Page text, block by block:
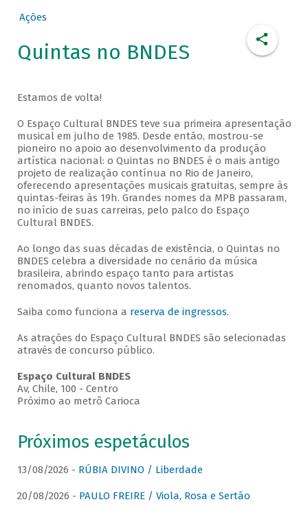
Ações
Quintas no BNDES
Estamos de volta!
O Espaço Cultural BNDES teve sua primeira apresentação
musical em julho de 1985. Desde então, mostrou-se
pioneiro no apoio ao desenvolvimento da produção
artística nacional: o Quintas no BNDES é o mais antigo
projeto de realização contínua no Rio de Janeiro,
oferecendo apresentações musicais gratuitas, sempre às
quintas-feiras às 19h. Grandes nomes da MPB passaram,
no início de suas carreiras, pelo palco do Espaço
Cultural BNDES.
Ao longo das suas décadas de existência, o Quintas no
BNDES celebra a diversidade no cenário da música
brasileira, abrindo espaço tanto para artistas
renomados, quanto novos talentos.
Saiba como funciona a reserva de ingressos.
As atrações do Espaço Cultural BNDES são selecionadas
através de concurso público.
Espaço Cultural BNDES
Av, Chile, 100 - Centro
Próximo ao metrô Carioca
Próximos espetáculos
13/08/2026 - RÚBIA DIVINO / Liberdade
20/08/2026 - PAULO FREIRE / Viola, Rosa e Sertão